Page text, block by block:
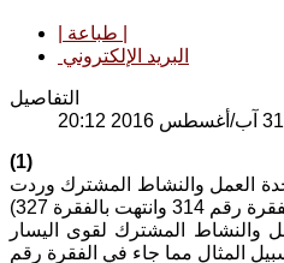
البريد الإلكتروني
التفاصيل
(1)
العمل والنشاط المشترك وردت
والنشاط المشترك لقوى اليسار